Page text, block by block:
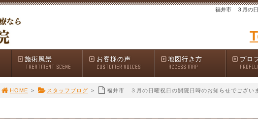
福井市 ３月の日
施術風景
TREATMENT SCENE
お客様の声
CUSTOMER VOICES
地図行き方
ACCESS MAP
プロ
HOME > スタッフブログ > 福井市 ３月の日曜祝日の開院日時のお知らせでござい